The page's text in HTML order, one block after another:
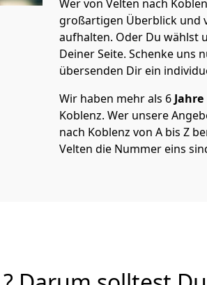
Wer von Velten nach
großartigen Überblick und
aufhalten. Oder Du wählst
Deiner Seite. Schenke uns
übersenden Dir ein
Wir haben mehr als 6
Koblenz. Wer unsere
nach Koblenz von A bis Z
Velten die Nummer eins